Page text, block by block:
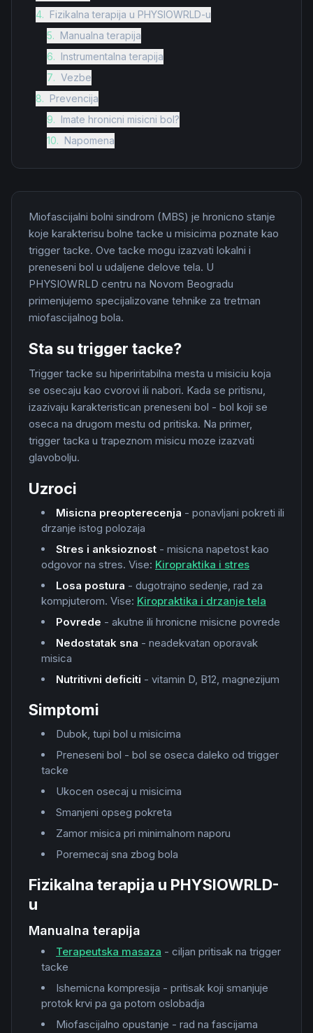
4. Fizikalna terapija u PHYSIOWRLD-u
5. Manualna terapija
6. Instrumentalna terapija
7. Vezbe
8. Prevencija
9. Imate hronicni misicni bol?
10. Napomena
Miofascijalni bolni sindrom (MBS) je hronicno stanje
koje karakterisu bolne tacke u misicima poznate kao
trigger tacke. Ove tacke mogu izazvati lokalni i
preneseni bol u udaljene delove tela. U
PHYSIOWRLD centru na Novom Beogradu
primenjujemo specijalizovane tehnike za tretman
miofascijalnog bola.
Sta su trigger tacke?
Trigger tacke su hiperiritabilna mesta u misiciu koja
se osecaju kao cvorovi ili nabori. Kada se pritisnu,
izazivaju karakteristican preneseni bol - bol koji se
oseca na drugom mestu od pritiska. Na primer,
trigger tacka u trapeznom misicu moze izazvati
glavobolju.
Uzroci
Misicna preopterecenja - ponavljani pokreti ili
drzanje istog polozaja
Stres i anksioznost - misicna napetost kao
odgovor na stres. Vise: Kiropraktika i stres
Losa postura - dugotrajno sedenje, rad za
kompjuterom. Vise: Kiropraktika i drzanje tela
Povrede - akutne ili hronicne misicne povrede
Nedostatak sna - neadekvatan oporavak
misica
Nutritivni deficiti - vitamin D, B12, magnezijum
Simptomi
Dubok, tupi bol u misicima
Preneseni bol - bol se oseca daleko od trigger
tacke
Ukocen osecaj u misicima
Smanjeni opseg pokreta
Zamor misica pri minimalnom naporu
Poremecaj sna zbog bola
Fizikalna terapija u PHYSIOWRLD-
u
Manualna terapija
Terapeutska masaza - ciljan pritisak na trigger
tacke
Ishemicna kompresija - pritisak koji smanjuje
protok krvi pa ga potom oslobadja
Miofascijalno opustanje - rad na fascijama